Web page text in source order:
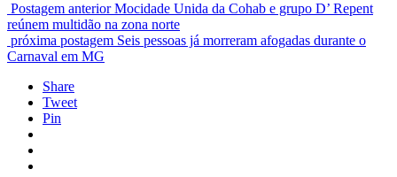
Postagem anterior Mocidade Unida da Cohab e grupo D’ Repent
reúnem multidão na zona norte
próxima postagem Seis pessoas já morreram afogadas durante o
Carnaval em MG
Share
Tweet
Pin